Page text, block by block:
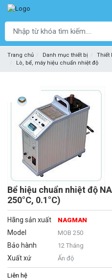
Trang chủ Danh mục thiết bị
Thiết
Lò, bể, máy hiệu chuẩn nhiệt độ
Bể hiệu chuẩn nhiệt độ
250°C, 0.1°C)
Hãng sản xuất NAGMAN
Model MOB 250
Bảo hành 12 Tháng
Xuất xứ Ấn độ
Liên hệ